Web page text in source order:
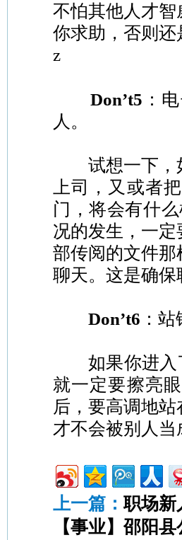
不怕其他人才
你求助，否则
z
Don’t5 ：
人。
试想一下，如
上司，又或者
门，将会有什
况的发生，一
部传阅的文件
聊天。这是确
Don’t6 ：站
如果你进入了
就一定要擦亮
后，要高调地
才不会被别人
上一篇：职场新
【事业】邵阳